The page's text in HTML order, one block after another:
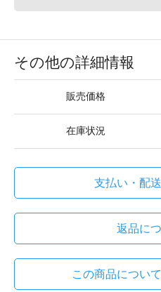
その他の詳細情報
販売価格
在庫状況
支払い・配
返品に
この商品につい